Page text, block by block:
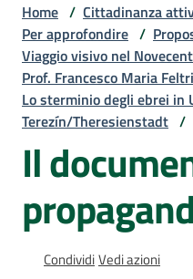
Concittadini
Porte
aperte
in
Assemblea
Mostre
Home / Cittadinanza
Per approfondire /
Viaggio visivo nel
Prof. Francesco Maria
Lo sterminio degli ebrei in
Terezín/Theresienstadt /
Il
CondividiVedi azioni